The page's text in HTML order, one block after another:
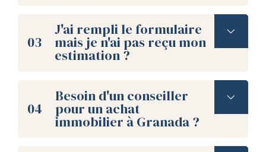
03
J'ai rempli le formulaire
mais je n'ai pas reçu mon
estimation ?
04
Besoin d'un conseiller
pour un achat
immobilier à Granada ?